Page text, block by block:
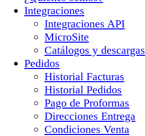
Integraciones
Integraciones API
MicroSite
Catálogos y descargas
Pedidos
Historial Facturas
Historial Pedidos
Pago de Proformas
Direcciones Entrega
Condiciones Venta